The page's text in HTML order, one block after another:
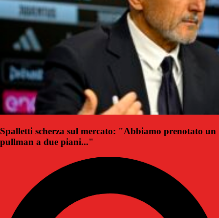
Spalletti scherza sul mercato: "Abbiamo prenotato un
pullman a due piani..."